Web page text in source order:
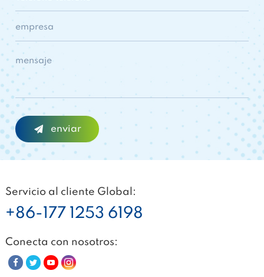
Servicio al cliente Global:
+86-177 1253 6198
Conecta con nosotros: